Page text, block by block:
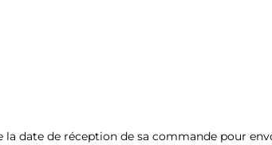
date de réception de sa commande pour